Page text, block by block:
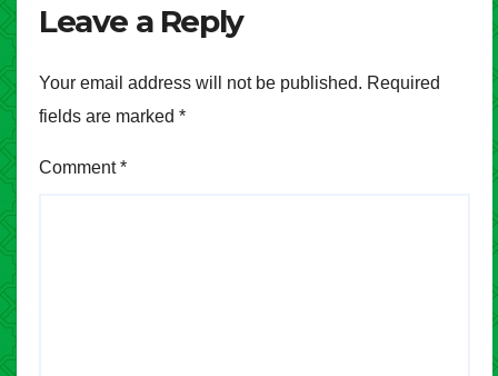
Leave a Reply
Your email address will not be published. Required
fields are marked *
Comment*